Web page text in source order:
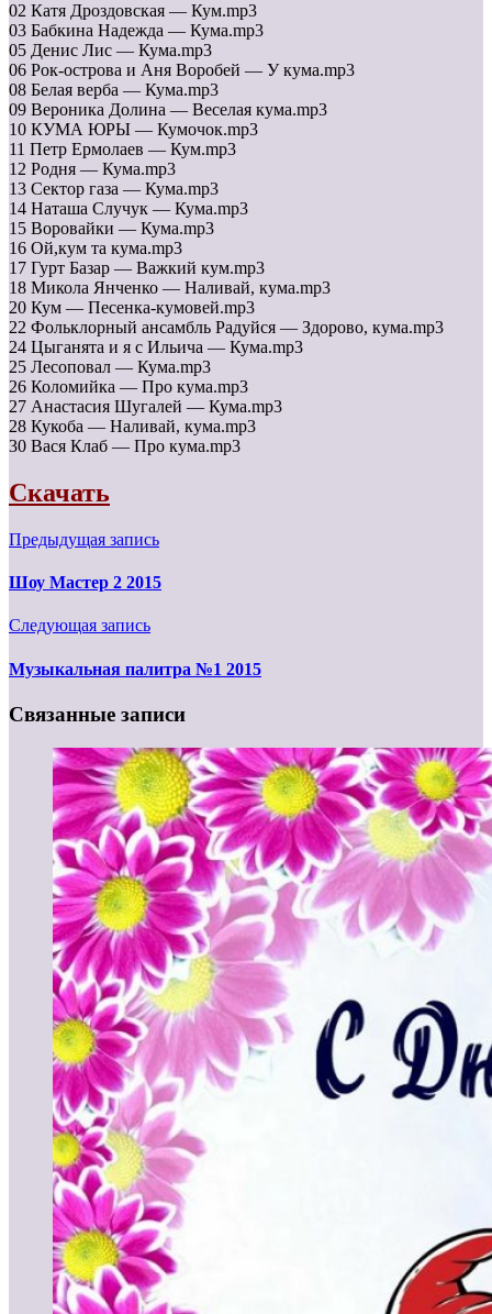
02 Катя Дроздовская — Кум.mp3
03 Бабкина Надежда — Кума.mp3
05 Денис Лис — Кума.mp3
06 Рок-острова и Аня Воробей — У кума.mp3
08 Белая верба — Кума.mp3
09 Вероника Долина — Веселая кума.mp3
10 КУМА ЮРЫ — Кумочок.mp3
11 Петр Ермолаев — Кум.mp3
12 Родня — Кума.mp3
13 Сектор газа — Кума.mp3
14 Наташа Случук — Кума.mp3
15 Воровайки — Кума.mp3
16 Ой,кум та кума.mp3
17 Гурт Базар — Важкий кум.mp3
18 Микола Янченко — Наливай, кума.mp3
20 Кум — Песенка-кумовей.mp3
22 Фольклорный ансамбль Радуйся — Здорово, кума.mp3
24 Цыганята и я с Ильича — Кума.mp3
25 Лесоповал — Кума.mp3
26 Коломийка — Про кума.mp3
27 Анастасия Шугалей — Кума.mp3
28 Кукоба — Наливай, кума.mp3
30 Вася Клаб — Про кума.mp3
Скачать
Предыдущая запись
Шоу Мастер 2 2015
Следующая запись
Музыкальная палитра №1 2015
Связанные записи